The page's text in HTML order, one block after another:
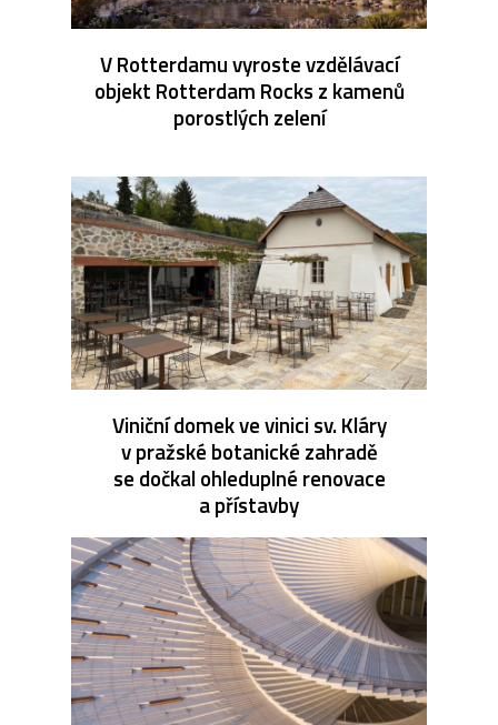
V Rotterdamu vyroste vzdělávací
objekt Rotterdam Rocks z kamenů
porostlých zelení
Viniční domek ve vinici sv. Kláry
v pražské botanické zahradě
se dočkal ohleduplné renovace
a přístavby